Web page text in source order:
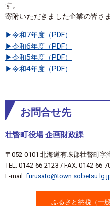
す。
寄附いただきました企業の皆さ
令和7年度（PDF）
令和6年度（PDF）
令和5年度（PDF）
令和4年度（PDF）
お問合せ先
壮瞥町役場 企画財政課
〒052-0101 北海道有珠郡壮瞥町字
TEL: 0142-66-2123 / FAX: 0142-66-
E-mail:
ふるさと納税（一